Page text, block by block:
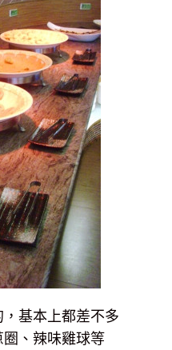
基本上都差不多
、辣味雞球等